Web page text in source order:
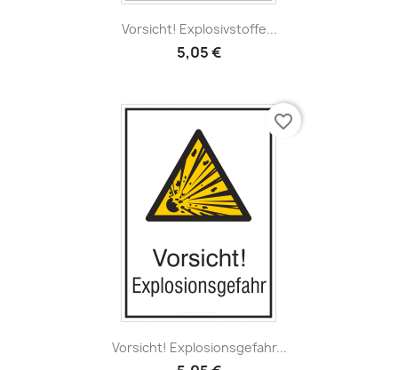
Vorsicht! Explosivstoffe...
5,05 €
Vorsicht! Explosionsgefahr...
favorite_border